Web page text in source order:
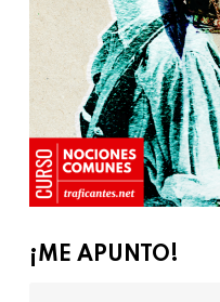
¡ME APUNTO!